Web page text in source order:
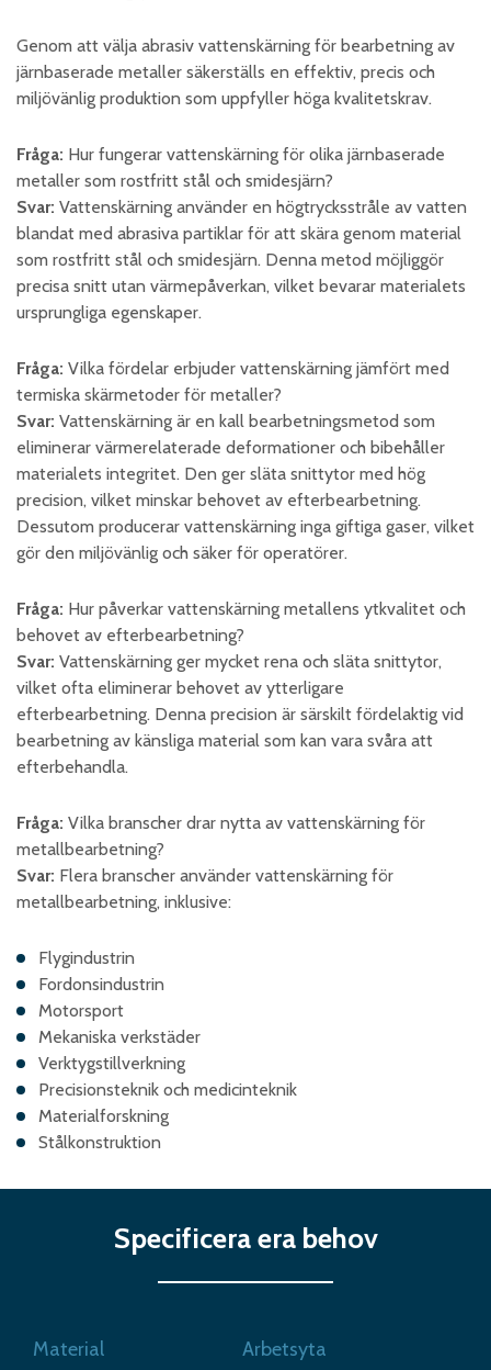
Genom att välja abrasiv vattenskärning för bearbetning av
järnbaserade metaller säkerställs en effektiv, precis och
miljövänlig produktion som uppfyller höga kvalitetskrav.
Fråga: Hur fungerar vattenskärning för olika järnbaserade
metaller som rostfritt stål och smidesjärn?
Svar: Vattenskärning använder en högtrycksstråle av vatten
blandat med abrasiva partiklar för att skära genom material
som rostfritt stål och smidesjärn. Denna metod möjliggör
precisa snitt utan värmepåverkan, vilket bevarar materialets
ursprungliga egenskaper. ​
Fråga: Vilka fördelar erbjuder vattenskärning jämfört med
termiska skärmetoder för metaller?
Svar: Vattenskärning är en kall bearbetningsmetod som
eliminerar värmerelaterade deformationer och bibehåller
materialets integritet. Den ger släta snittytor med hög
precision, vilket minskar behovet av efterbearbetning.
Dessutom producerar vattenskärning inga giftiga gaser, vilket
gör den miljövänlig och säker för operatörer. ​
Fråga: Hur påverkar vattenskärning metallens ytkvalitet och
behovet av efterbearbetning?
Svar: Vattenskärning ger mycket rena och släta snittytor,
vilket ofta eliminerar behovet av ytterligare
efterbearbetning. Denna precision är särskilt fördelaktig vid
bearbetning av känsliga material som kan vara svåra att
efterbehandla. ​
Fråga: Vilka branscher drar nytta av vattenskärning för
metallbearbetning?
Svar: Flera branscher använder vattenskärning för
metallbearbetning, inklusive:​
Flygindustrin​
Fordonsindustrin​
Motorsport​
Mekaniska verkstäder​
Verktygstillverkning​
Precisionsteknik och medicinteknik​
Materialforskning​
Stålkonstruktion
Specificera era behov
Material Arbetsyta